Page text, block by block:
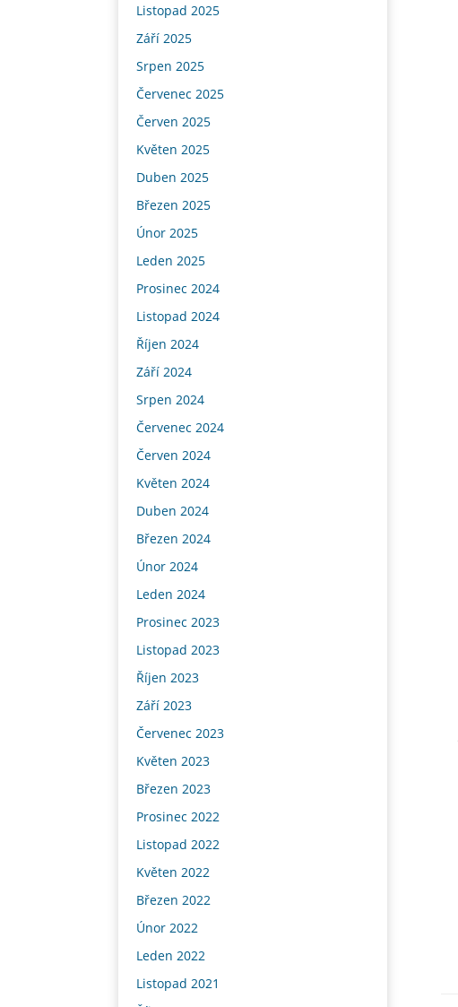
Listopad 2025
Září 2025
Srpen 2025
Červenec 2025
Červen 2025
Květen 2025
Duben 2025
Březen 2025
Únor 2025
Leden 2025
Prosinec 2024
Listopad 2024
Říjen 2024
Září 2024
Srpen 2024
Červenec 2024
Červen 2024
Květen 2024
Duben 2024
Březen 2024
Únor 2024
Leden 2024
Prosinec 2023
Listopad 2023
Říjen 2023
Září 2023
Červenec 2023
Květen 2023
Březen 2023
Prosinec 2022
Listopad 2022
Květen 2022
Březen 2022
Únor 2022
Leden 2022
Listopad 2021